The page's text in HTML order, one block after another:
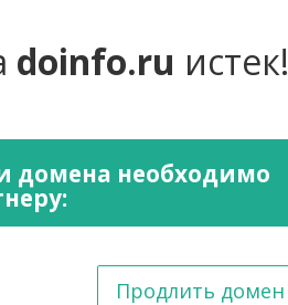
doinfo.ru истек!
домена необходимо
Продлить домен